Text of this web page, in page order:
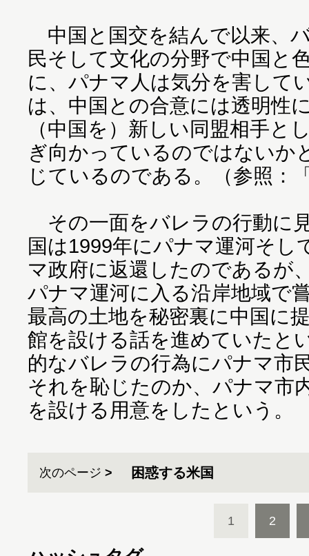
中国と国交を結んで以来、
民そして文化の分野で中国と
に、パナマ人は気分を害して
は、中国との合意には透明性
（中国を）新しい同盟相手と
ぎ向かっているのではないか
じているのである。（参照：
その一面をバレラの行動に
国は1999年にパナマ運河そし
マ政府に返還したのであるが
パナマ運河に入る沿岸地域で
最高の土地を秘密裏に中国に
館を設ける話を進めていたと
的なバレラの行為にパナマ市
それを恥じたのか、パナマ市
を設ける用意をしたという。
次のページ 困惑する米国
1 2